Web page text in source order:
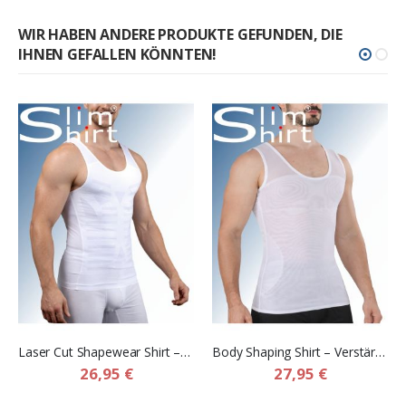
WIR HABEN ANDERE PRODUKTE GEFUNDEN, DIE
IHNEN GEFALLEN KÖNNTEN!
Laser Cut Shapewear Shirt – Dünnes Kompressionsshirt mit Flachen Nähten für Herren
26,95 €
Body Shaping Shirt – Verstärktes Kompressions shapewear shirt für Herren
27,95 €